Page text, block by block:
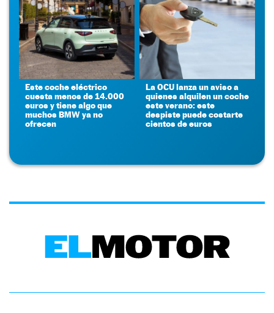
Este coche eléctrico
cuesta menos de 14.000
euros y tiene algo que
muchos BMW ya no
ofrecen
La OCU lanza un aviso a
quienes alquilen un coche
este verano: este
despiste puede costarte
cientos de euros